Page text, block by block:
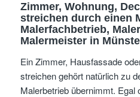
Zimmer, Wohnung,
streichen durch einen
Malerfachbetrieb,
Malermeister in
Ein Zimmer, Hausfassade
streichen gehört natürlich zu
Malerbetrieb übernimmt.